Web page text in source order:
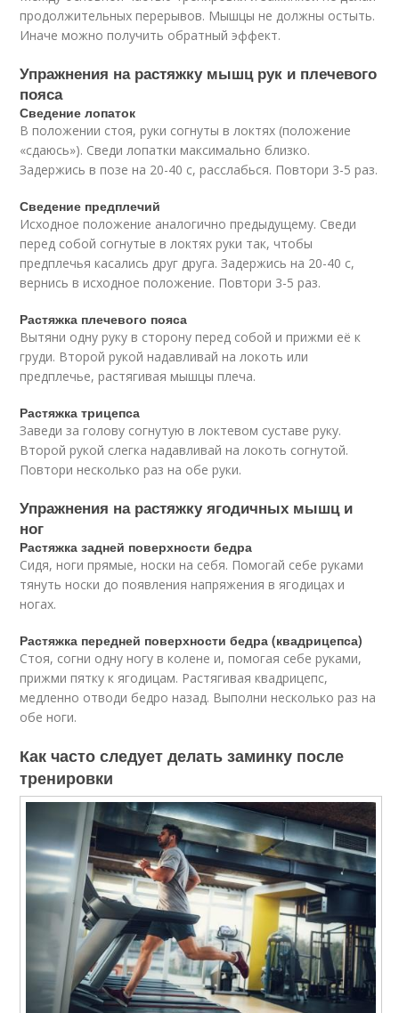
продолжительных перерывов. Мышцы не должны остыть.
Иначе можно получить обратный эффект.
Упражнения на растяжку мышц рук и плечевого
пояса
Сведение лопаток
В положении стоя, руки согнуты в локтях (положение
«сдаюсь»). Сведи лопатки максимально близко.
Задержись в позе на 20-40 с, расслабься. Повтори 3-5 раз.
Сведение предплечий
Исходное положение аналогично предыдущему. Сведи
перед собой согнутые в локтях руки так, чтобы
предплечья касались друг друга. Задержись на 20-40 с,
вернись в исходное положение. Повтори 3-5 раз.
Растяжка плечевого пояса
Вытяни одну руку в сторону перед собой и прижми её к
груди. Второй рукой надавливай на локоть или
предплечье, растягивая мышцы плеча.
Растяжка трицепса
Заведи за голову согнутую в локтевом суставе руку.
Второй рукой слегка надавливай на локоть согнутой.
Повтори несколько раз на обе руки.
Упражнения на растяжку ягодичных мышц и
ног
Растяжка задней поверхности бедра
Сидя, ноги прямые, носки на себя. Помогай себе руками
тянуть носки до появления напряжения в ягодицах и
ногах.
Растяжка передней поверхности бедра (квадрицепса)
Стоя, согни одну ногу в колене и, помогая себе руками,
прижми пятку к ягодицам. Растягивая квадрицепс,
медленно отводи бедро назад. Выполни несколько раз на
обе ноги.
Как часто следует делать заминку после
тренировки